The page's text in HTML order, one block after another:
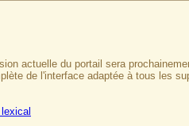
actuelle du portail sera
de l'interface adaptée à tous les